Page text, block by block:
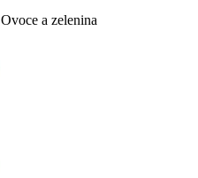
Ovoce a zelenina